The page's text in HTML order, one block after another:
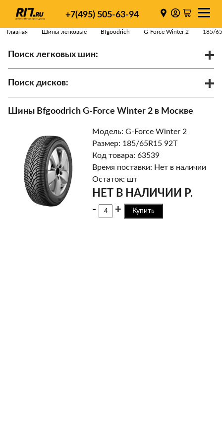
+7(495) 505-63-94
Главная Шины легковые Bfgoodrich G-Force Winter 2 185/
Поиск легковых шин:
Поиск дисков:
Ступица
Шины Bfgoodrich G-Force Winter 2 в Москве
Модель: G-Force Winter 2
Размер: 185/65R15 92T
Код товара: 63539
Время поставки: Нет в наличии
Остаток: шт
НЕТ В НАЛИЧИИ Р.
-
+ Купить